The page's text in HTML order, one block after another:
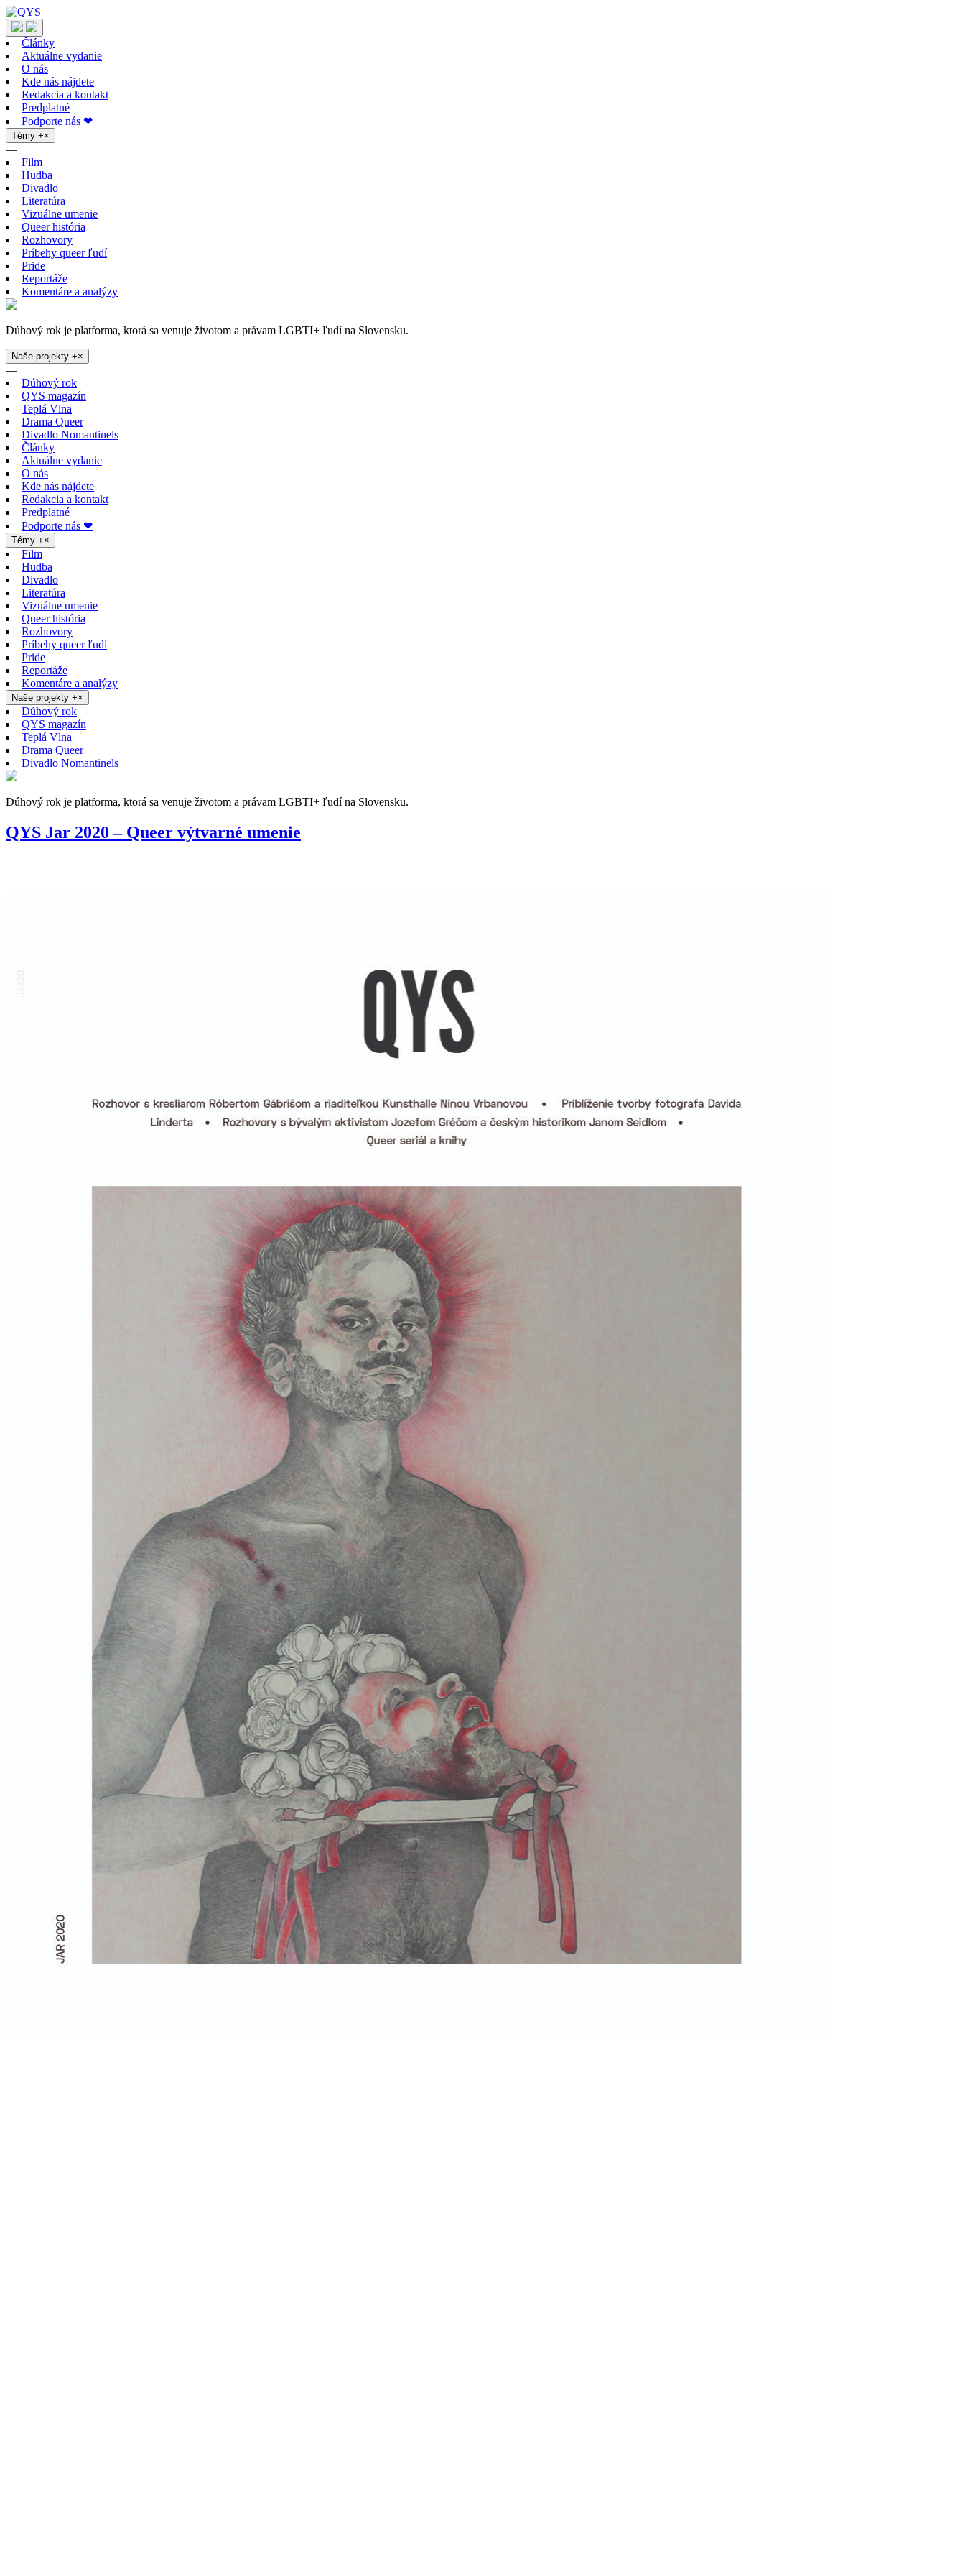
Články
Aktuálne vydanie
O nás
Kde nás nájdete
Redakcia a kontakt
Predplatné
Podporte nás ❤
Témy +×
—
Film
Hudba
Divadlo
Literatúra
Vizuálne umenie
Queer história
Rozhovory
Príbehy queer ľudí
Pride
Reportáže
Komentáre a analýzy
Dúhový rok je platforma, ktorá sa venuje životom a právam LGBTI+ ľudí na Slovensku.
Naše projekty +×
—
Dúhový rok
QYS magazín
Teplá Vlna
Drama Queer
Divadlo Nomantinels
Články
Aktuálne vydanie
O nás
Kde nás nájdete
Redakcia a kontakt
Predplatné
Podporte nás ❤
Témy +×
Film
Hudba
Divadlo
Literatúra
Vizuálne umenie
Queer história
Rozhovory
Príbehy queer ľudí
Pride
Reportáže
Komentáre a analýzy
Naše projekty +×
Dúhový rok
QYS magazín
Teplá Vlna
Drama Queer
Divadlo Nomantinels
Dúhový rok je platforma, ktorá sa venuje životom a právam LGBTI+ ľudí na Slovensku.
QYS Jar 2020 – Queer výtvarné umenie